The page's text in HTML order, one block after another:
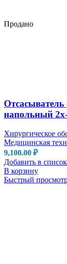
Продано
напольный
Хирургическое
Медицинская
9,100.00 ₽
Добавить в
В корзину
Быстрый